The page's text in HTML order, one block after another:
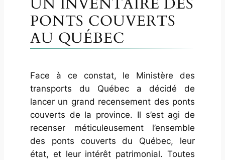
PONTS COUVERTS
AU QUÉBEC
Face à ce constat, le Ministère des
transports du Québec a décidé de
lancer un grand recensement des ponts
couverts de la province. Il s’est agi de
recenser méticuleusement l’ensemble
des ponts couverts du Québec, leur
état, et leur intérêt patrimonial. Toutes